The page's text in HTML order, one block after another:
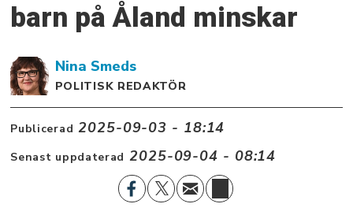
barn på Åland minskar
Nina Smeds
POLITISK REDAKTÖR
Publicerad 2025-09-03 - 18:14
Senast uppdaterad 2025-09-04 - 08:14